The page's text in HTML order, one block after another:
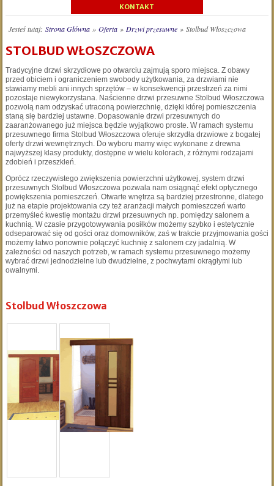
KONTAKT
Jesteś tutaj:Strona Główna »Oferta » Drzwi przesuwne »Stolbud Włoszczowa
STOLBUD WŁOSZCZOWA
Tradycyjne drzwi skrzydłowe po otwarciu zajmują sporo miejsca. Z obawy
przed obiciem i ograniczeniem swobody użytkowania, za drzwiami nie
stawiamy mebli ani innych sprzętów – w konsekwencji przestrzeń za nimi
pozostaje niewykorzystana. Naścienne drzwi przesuwne Stolbud Włoszczowa
pozwolą nam odzyskać utraconą powierzchnię, dzięki której pomieszczenia
staną się bardziej ustawne. Dopasowanie drzwi przesuwnych do
zaaranżowanego już miejsca będzie wyjątkowo proste. W ramach systemu
przesuwnego firma Stolbud Włoszczowa oferuje skrzydła drzwiowe z bogatej
oferty drzwi wewnętrznych. Do wyboru mamy więc wykonane z drewna
najwyższej klasy produkty, dostępne w wielu kolorach, z różnymi rodzajami
zdobień i przeszkleń.
Oprócz rzeczywistego zwiększenia powierzchni użytkowej, system drzwi
przesuwnych Stolbud Włoszczowa pozwala nam osiągnąć efekt optycznego
powiększenia pomieszczeń. Otwarte wnętrza są bardziej przestronne, dlatego
już na etapie projektowania czy też aranżacji małych pomieszczeń warto
przemyśleć kwestię montażu drzwi przesuwnych np. pomiędzy salonem a
kuchnią. W czasie przygotowywania posiłków możemy szybko i estetycznie
odseparować się od gości oraz domowników, zaś w trakcie przyjmowania gości
możemy łatwo ponownie połączyć kuchnię z salonem czy jadalnią. W
zależności od naszych potrzeb, w ramach systemu przesuwnego możemy
wybrać drzwi jednodzielne lub dwudzielne, z pochwytami okrągłymi lub
owalnymi.
Stolbud Włoszczowa